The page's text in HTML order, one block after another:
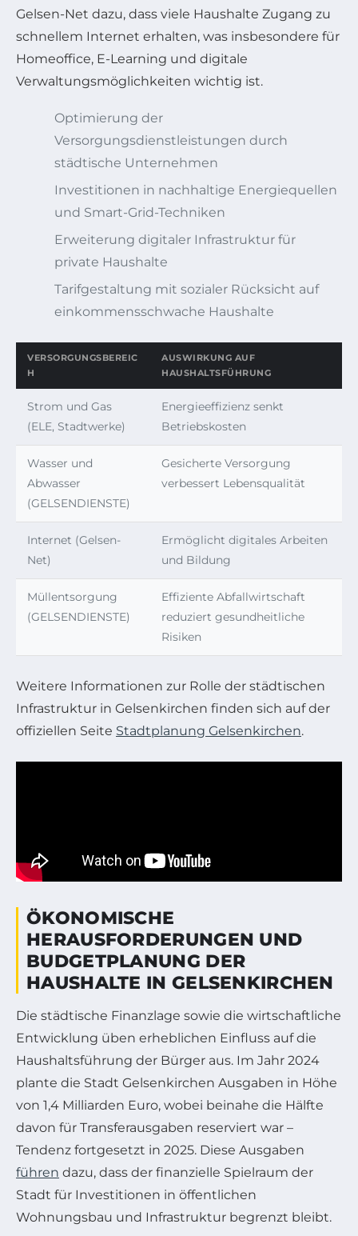
Gelsen-Net dazu, dass viele Haushalte Zugang zu
schnellem Internet erhalten, was insbesondere für
Homeoffice, E-Learning und digitale
Verwaltungsmöglichkeiten wichtig ist.
Optimierung der
Versorgungsdienstleistungen durch
städtische Unternehmen
Investitionen in nachhaltige Energiequellen
und Smart-Grid-Techniken
Erweiterung digitaler Infrastruktur für
private Haushalte
Tarifgestaltung mit sozialer Rücksicht auf
einkommensschwache Haushalte
VERSORGUNGSBEREIC
H
AUSWIRKUNG AUF
HAUSHALTSFÜHRUNG
Strom und Gas
(ELE, Stadtwerke)
Energieeffizienz senkt
Betriebskosten
Wasser und
Abwasser
(GELSENDIENSTE)
Gesicherte Versorgung
verbessert Lebensqualität
Internet (Gelsen-
Net)
Ermöglicht digitales Arbeiten
und Bildung
Müllentsorgung
(GELSENDIENSTE)
Effiziente Abfallwirtschaft
reduziert gesundheitliche
Risiken
Weitere Informationen zur Rolle der städtischen
Infrastruktur in Gelsenkirchen finden sich auf der
offiziellen Seite Stadtplanung Gelsenkirchen.
ÖKONOMISCHE
HERAUSFORDERUNGEN UND
BUDGETPLANUNG DER
HAUSHALTE IN GELSENKIRCHEN
Die städtische Finanzlage sowie die wirtschaftliche
Entwicklung üben erheblichen Einfluss auf die
Haushaltsführung der Bürger aus. Im Jahr 2024
plante die Stadt Gelsenkirchen Ausgaben in Höhe
von 1,4 Milliarden Euro, wobei beinahe die Hälfte
davon für Transferausgaben reserviert war –
Tendenz fortgesetzt in 2025. Diese Ausgaben
führen dazu, dass der finanzielle Spielraum der
Stadt für Investitionen in öffentlichen
Wohnungsbau und Infrastruktur begrenzt bleibt.